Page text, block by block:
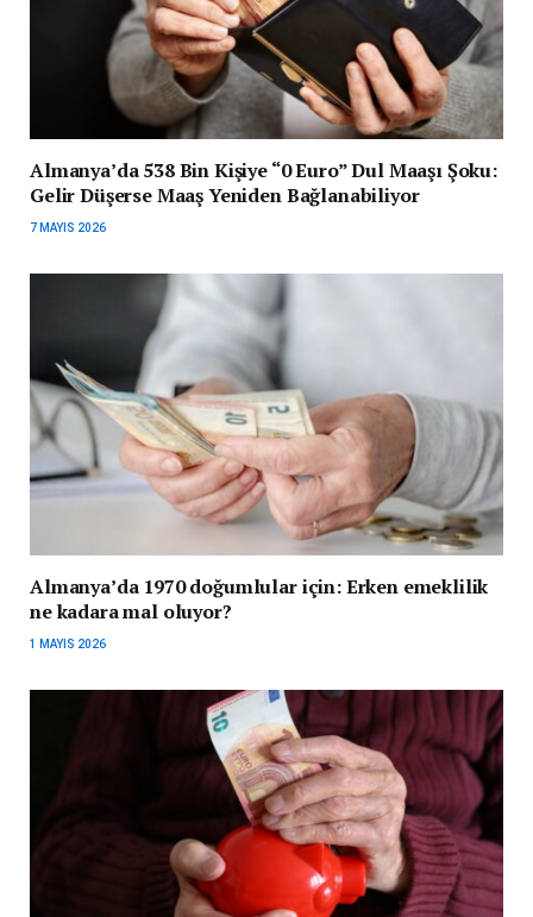
Almanya’da 538 Bin Kişiye “0 Euro” Dul Maaşı Şoku:
Gelir Düşerse Maaş Yeniden Bağlanabiliyor
7 MAYIS 2026
Almanya’da 1970 doğumlular için: Erken emeklilik
ne kadara mal oluyor?
1 MAYIS 2026